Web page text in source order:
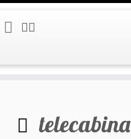
telecabina